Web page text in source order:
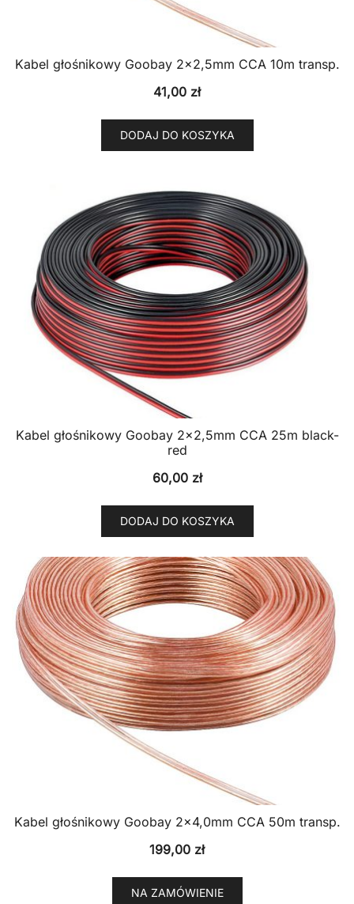
Kabel głośnikowy Goobay 2×2,5mm CCA 10m transp.
41,00 zł
DODAJ DO KOSZYKA
Kabel głośnikowy Goobay 2×2,5mm CCA 25m black-
red
60,00 zł
DODAJ DO KOSZYKA
Kabel głośnikowy Goobay 2×4,0mm CCA 50m transp.
199,00 zł
NA ZAMÓWIENIE